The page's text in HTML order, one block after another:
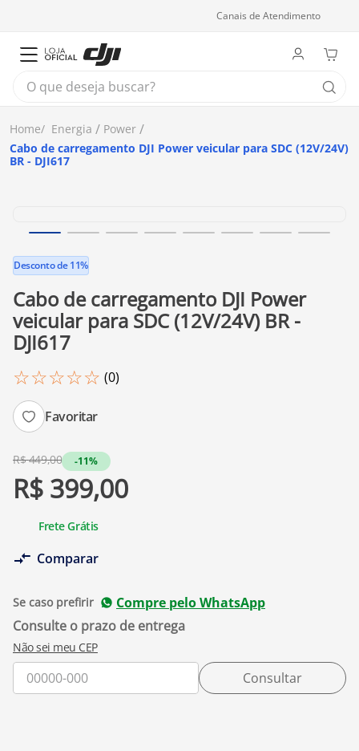
Canais de Atendimento
O que deseja buscar?
Energia
Power
Cabo de carregamento DJI Power veicular para SDC (12V/24V)
BR - DJI617
Desconto de 11%
Cabo de carregamento DJI Power
veicular para SDC (12V/24V) BR -
DJI617
☆☆☆☆☆ (0)
Favoritar
R$449,00 -11%
R$ 399,00
Frete Grátis
Comparar
Se caso prefirir Compre pelo WhatsApp
Não sei meu CEP